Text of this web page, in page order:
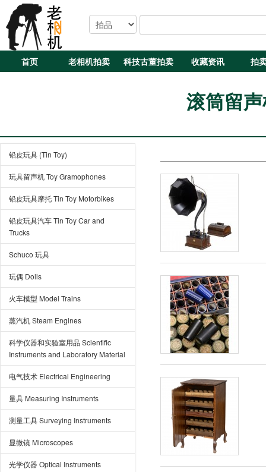
首页 老相机拍卖 科技古董拍卖 收藏资讯 拍
滚筒留
铅皮玩具 (Tin Toy)
玩具留声机 Toy Gramophones
铅皮玩具摩托 Tin Toy Motorbikes
铅皮玩具汽车 Tin Toy Car and
Trucks
Schuco 玩具
玩偶 Dolls
火车模型 Model Trains
蒸汽机 Steam Engines
科学仪器和实验室用品 Scientific
Instruments and Laboratory Material
电气技术 Electrical Engineering
量具 Measuring Instruments
测量工具 Surveying Instruments
显微镜 Microscopes
光学仪器 Optical Instruments